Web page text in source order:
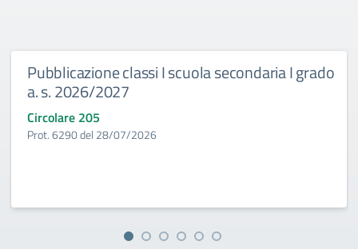
Pubblicazione classi I scuola secondaria I grado
a. s. 2026/2027
Circolare 205
Prot. 6290 del 28/07/2026